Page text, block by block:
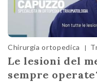
Chirurgia ortopedica |
Le lesioni del
sempre